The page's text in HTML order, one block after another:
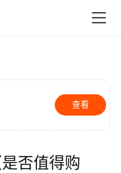
查看
否值得购